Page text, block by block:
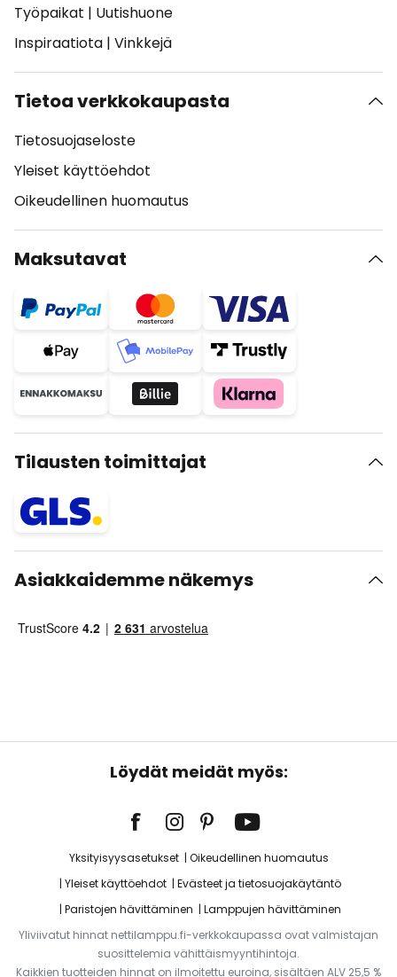
Työpaikat | Uutishuone
Inspiraatiota | Vinkkejä
Tietoa verkkokaupasta
Tietosuojaseloste
Yleiset käyttöehdot
Oikeudellinen huomautus
Maksutavat
Tilausten toimittajat
Asiakkaidemme näkemys
Löydät meidät myös:
Yksityisyysasetukset
Oikeudellinen huomautus
Yleiset käyttöehdot
Evästeet ja tietosuojakäytäntö
Paristojen hävittäminen
Lamppujen hävittäminen
Yliviivatut hinnat nettilamppu.fi-verkkokaupassa ovat valmistajan
suosittelemia vähittäismyyntihintoja.
Kaikkien tuotteiden hinnat on ilmoitettu euroina, sisältäen ALV 25,5 %